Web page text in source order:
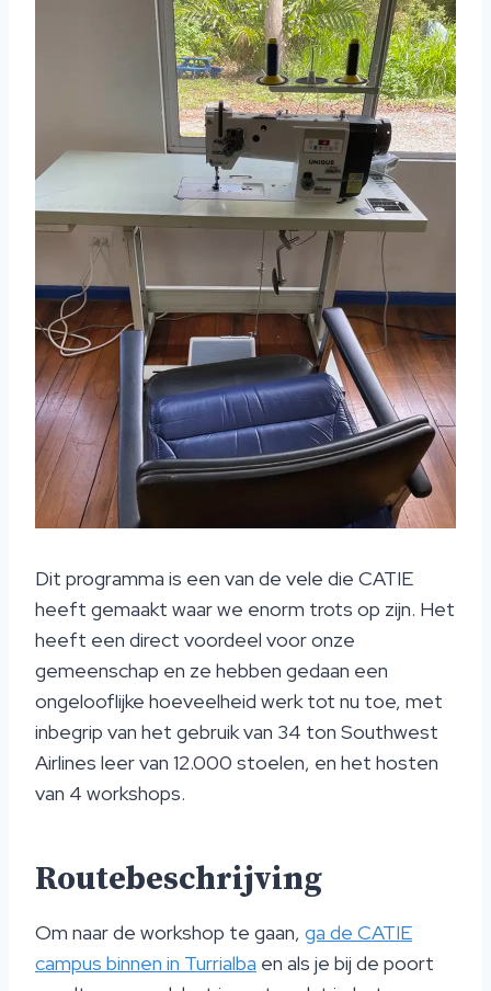
Dit programma is een van de vele die CATIE
heeft gemaakt waar we enorm trots op zijn. Het
heeft een direct voordeel voor onze
gemeenschap en ze hebben gedaan een
ongelooflijke hoeveelheid werk tot nu toe, met
inbegrip van het gebruik van 34 ton Southwest
Airlines leer van 12.000 stoelen, en het hosten
van 4 workshops.
Routebeschrijving
Om naar de workshop te gaan, ga de CATIE
campus binnen in Turrialba en als je bij de poort